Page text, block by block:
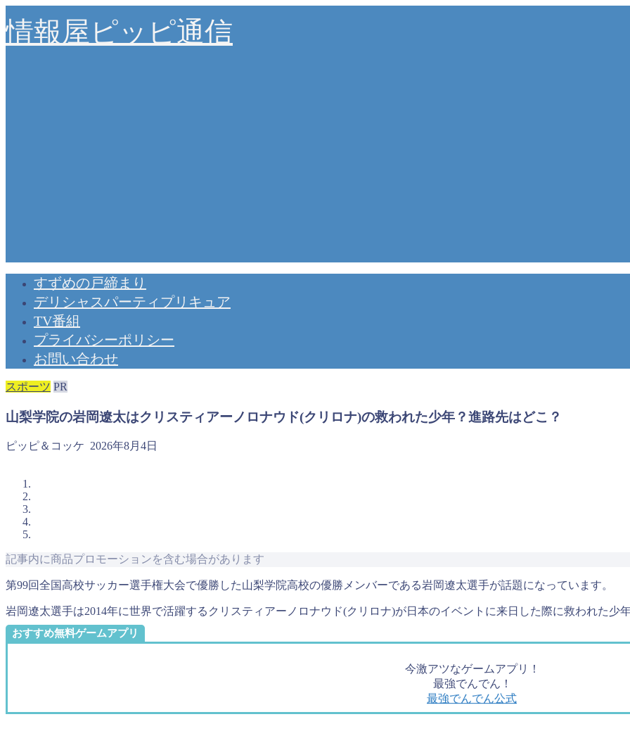
情報屋ピッピ通信
すずめの戸締まり
デリシャスパーティプリキュア
TV番組
プライバシーポリシー
お問い合わせ
スポーツ PR
山梨学院の岩岡遼太はクリスティアーノロナウド(クリロナ)の救われた少年？進路先はどこ？
ピッピ＆コッケ 2026年8月4日
記事内に商品プロモーションを含む場合があります
第99回全国高校サッカー選手権大会で優勝した山梨学院高校の優勝メンバーである岩岡遼太選手が話題になっています。
岩岡遼太選手は2014年に世界で活躍するクリスティアーノロナウド(クリロナ)が日本のイベントに来日した際に救われた少
おすすめ無料ゲームアプリ
今激アツなゲームアプリ！
最強でんでん！
最強でんでん公式